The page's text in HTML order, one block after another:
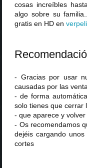
cosas increíbles
algo sobre su
gratis en HD en
- Gracias por usar
causadas por las
- de forma
solo tienes que cerrar
- que aparece y
- Os recomendamos
dejéis cargando
cortes